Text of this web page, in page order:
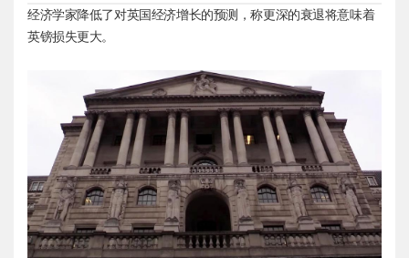
经济学家降低了对英国经济增长的预测，称更深的衰退将意味着
英镑损失更大。